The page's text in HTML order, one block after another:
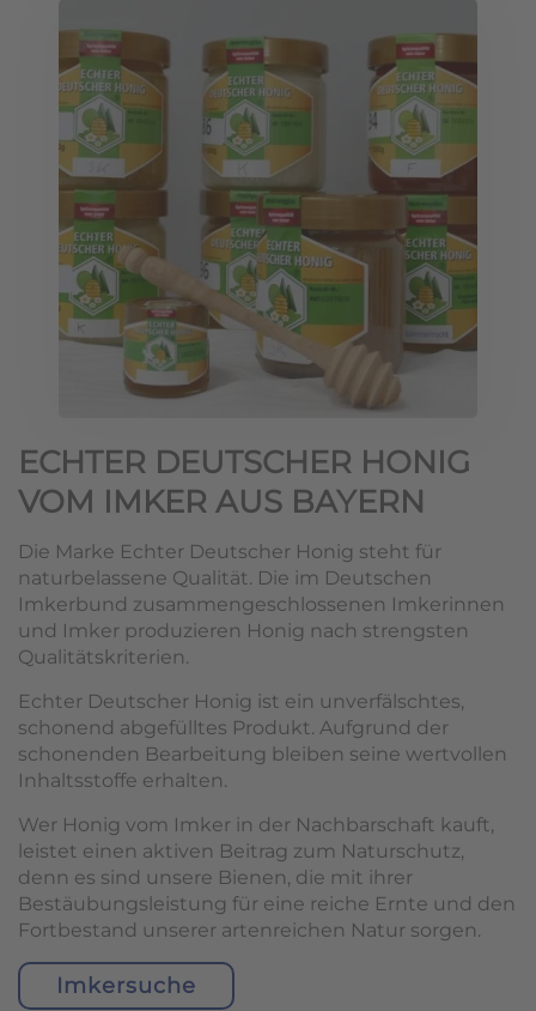
ECHTER DEUTSCHER HONIG
VOM IMKER AUS BAYERN
Die Marke Echter Deutscher Honig steht für
naturbelassene Qualität. Die im Deutschen
Imkerbund zusammengeschlossenen Imkerinnen
und Imker produzieren Honig nach strengsten
Qualitätskriterien.
Echter Deutscher Honig ist ein unverfälschtes,
schonend abgefülltes Produkt. Aufgrund der
schonenden Bearbeitung bleiben seine wertvollen
Inhaltsstoffe erhalten.
Wer Honig vom Imker in der Nachbarschaft kauft,
leistet einen aktiven Beitrag zum Naturschutz,
denn es sind unsere Bienen, die mit ihrer
Bestäubungsleistung für eine reiche Ernte und den
Fortbestand unserer artenreichen Natur sorgen.
Imkersuche